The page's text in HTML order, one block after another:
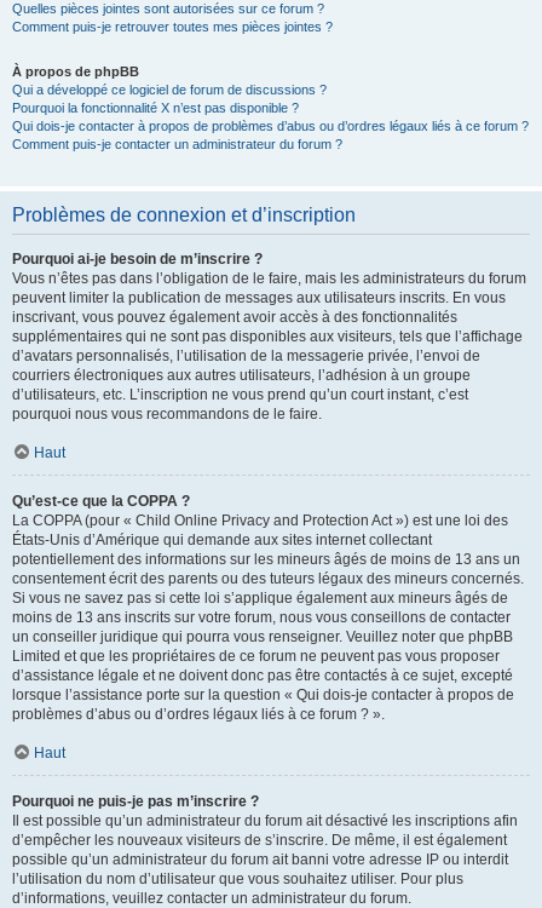
Quelles pièces jointes sont autorisées sur ce forum ?
Comment puis-je retrouver toutes mes pièces jointes ?
À propos de phpBB
Qui a développé ce logiciel de forum de discussions ?
Pourquoi la fonctionnalité X n’est pas disponible ?
Qui dois-je contacter à propos de problèmes d’abus ou d’ordres légaux liés à ce forum ?
Comment puis-je contacter un administrateur du forum ?
Problèmes de connexion et d’inscription
Pourquoi ai-je besoin de m’inscrire ?
Vous n’êtes pas dans l’obligation de le faire, mais les administrateurs du forum
peuvent limiter la publication de messages aux utilisateurs inscrits. En vous
inscrivant, vous pouvez également avoir accès à des fonctionnalités
supplémentaires qui ne sont pas disponibles aux visiteurs, tels que l’affichage
d’avatars personnalisés, l’utilisation de la messagerie privée, l’envoi de
courriers électroniques aux autres utilisateurs, l’adhésion à un groupe
d’utilisateurs, etc. L’inscription ne vous prend qu’un court instant, c’est
pourquoi nous vous recommandons de le faire.
Haut
Qu’est-ce que la COPPA ?
La COPPA (pour « Child Online Privacy and Protection Act ») est une loi des
États-Unis d’Amérique qui demande aux sites internet collectant
potentiellement des informations sur les mineurs âgés de moins de 13 ans un
consentement écrit des parents ou des tuteurs légaux des mineurs concernés.
Si vous ne savez pas si cette loi s’applique également aux mineurs âgés de
moins de 13 ans inscrits sur votre forum, nous vous conseillons de contacter
un conseiller juridique qui pourra vous renseigner. Veuillez noter que phpBB
Limited et que les propriétaires de ce forum ne peuvent pas vous proposer
d’assistance légale et ne doivent donc pas être contactés à ce sujet, excepté
lorsque l’assistance porte sur la question « Qui dois-je contacter à propos de
problèmes d’abus ou d’ordres légaux liés à ce forum ? ».
Haut
Pourquoi ne puis-je pas m’inscrire ?
Il est possible qu’un administrateur du forum ait désactivé les inscriptions afin
d’empêcher les nouveaux visiteurs de s’inscrire. De même, il est également
possible qu’un administrateur du forum ait banni votre adresse IP ou interdit
l’utilisation du nom d’utilisateur que vous souhaitez utiliser. Pour plus
d’informations, veuillez contacter un administrateur du forum.